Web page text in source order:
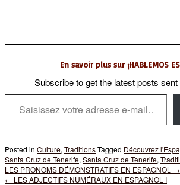
En savoir plus sur ¡HABLEMOS
Subscribe to get the latest posts
Saisissez votre adresse e-mail…
Posted in Culture, TraditionsTagged Découvrez
Santa Cruz de Tenerife, Santa Cruz de Tenerife,
Post
navigation
LES PRONOMS DÉMONSTRATIFS EN ESPAGNOL →
← LES ADJECTIFS NUMÉRAUX EN ESPAGNOL I